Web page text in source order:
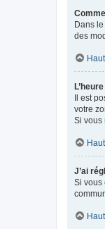
Dans
des
Haut
Il est
votre
Si vous
Haut
J’ai
Si vous
Haut